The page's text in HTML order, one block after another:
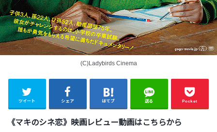
(C)Ladybirds Cinema
ツイート シェア はてブ 送る Pocket
《マキのシネ恋》映画レビュー動画はこちらから